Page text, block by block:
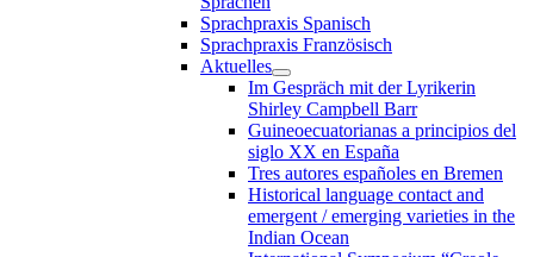
Sprachpraxis Spanisch
Sprachpraxis Französisch
Aktuelles
Im Gespräch mit der Lyrikerin
Shirley Campbell Barr
Guineoecuatorianas a principios del
siglo XX en España
Tres autores españoles en Bremen
Historical language contact and
emergent / emerging varieties in the
Indian Ocean